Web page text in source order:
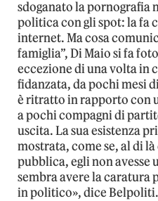
sdoganato la pornografia
politica con gli spot: la fa
internet. Ma cosa
famiglia”, Di Maio si fa
eccezione di una volta in
fidanzata, da pochi mesi
è ritratto in rapporto con
a pochi compagni di
uscita. La sua esistenza
mostrata, come se, al di
pubblica, egli non avesse
sembra avere la
in politico», dice Belpoliti.